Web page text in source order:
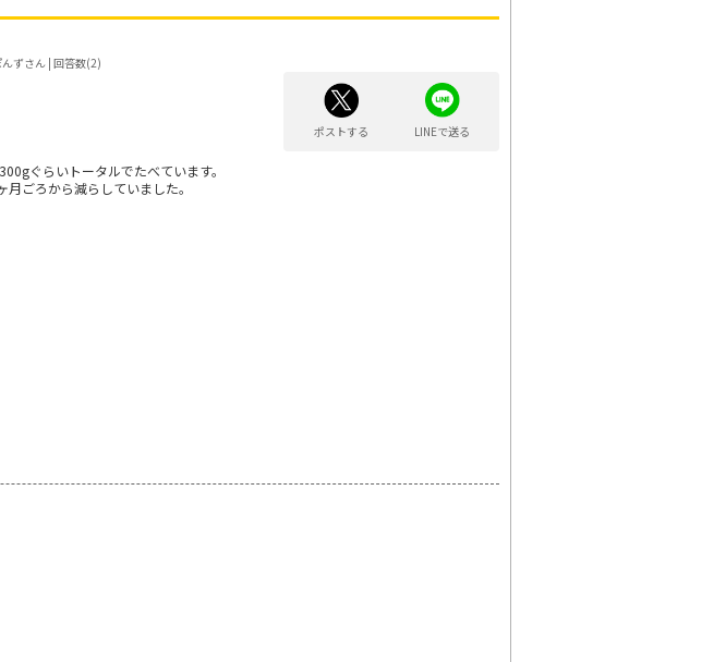
ずさん | 回答数(2)
ポストする LINEで送る
ぐらいトータルでたべています。
ごろから減らしていました。